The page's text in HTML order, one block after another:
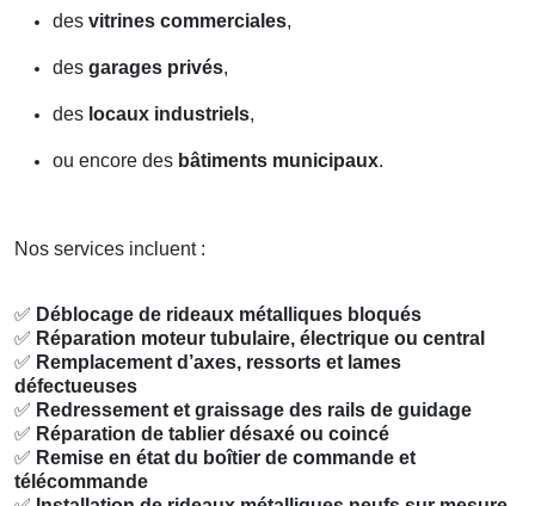
des vitrines commerciales,
des garages privés,
des locaux industriels,
ou encore des bâtiments municipaux.
Nos services incluent :
✅ Déblocage de rideaux métalliques bloqués
✅ Réparation moteur tubulaire, électrique ou central
✅ Remplacement d’axes, ressorts et lames
défectueuses
✅ Redressement et graissage des rails de guidage
✅ Réparation de tablier désaxé ou coincé
✅ Remise en état du boîtier de commande et
télécommande